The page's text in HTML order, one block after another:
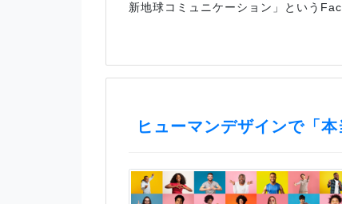
新地球コミュニケーション」という
ヒューマンデザインで「